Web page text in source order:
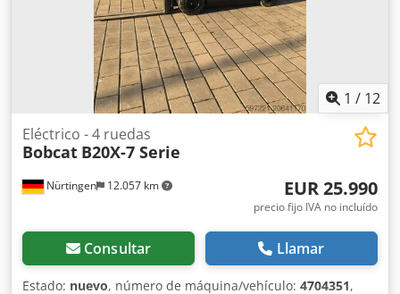
1 / 12
Nürtingen 12.057 km
Eléctrico - 4 ruedas
Bobcat B20X-7 Serie
EUR 25.990
precio fijo IVA no incluído
Consultar Llamar
Estado: nuevo, número de máquina/vehículo: 4704351,